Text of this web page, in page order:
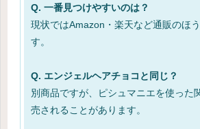
Q. 一番見つけやすいのは？
現状ではAmazon・楽天など通販のほ
す。
Q. エンジェルヘアチョコと同じ？
別商品ですが、ピシュマニエを使った
売されることがあります。